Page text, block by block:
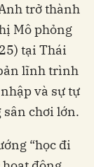
trở thành
Mô phỏng
tại Thái
lĩnh trình
và sự tự
chơi lớn.
“học đi